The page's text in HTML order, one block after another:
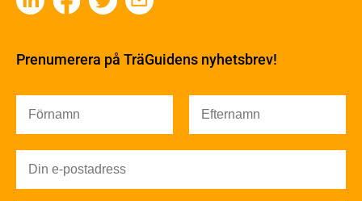
Fakta om Limträ
Värmeisolering och lufttäthet
Ljud
Brandsäkerhet
Brandsäkerhet
Brandförlopp i byggnader
Prenumerera på TräGuidens nyhetsbrev!